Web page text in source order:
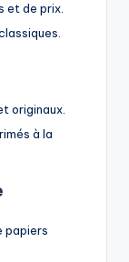
et de prix.
originaux.
à la
papiers